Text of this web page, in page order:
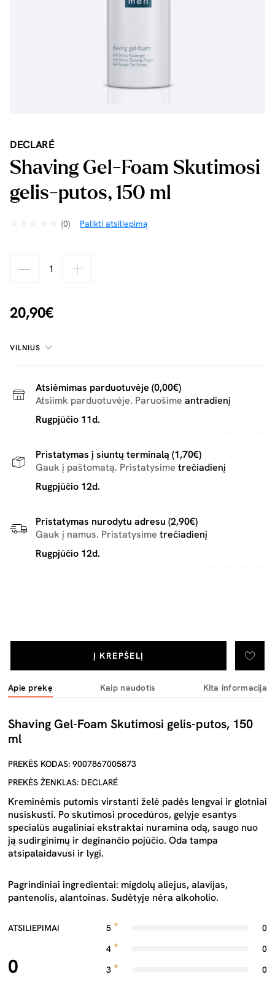
DECLARÉ
Shaving Gel-Foam Skutimosi
gelis-putos, 150 ml
(0) Palikti atsiliepimą
20,90€
Į KREPŠELĮ
VILNIUS
Atsiėmimas parduotuvėje (0,00€)
Atsiimk parduotuvėje. Paruošime antradienį
Rugpjūčio 11d.
Pristatymas į siuntų terminalą (1,70€)
Gauk į paštomatą. Pristatysime trečiadienį
Rugpjūčio 12d.
Pristatymas nurodytu adresu (2,90€)
Gauk į namus. Pristatysime trečiadienį
Rugpjūčio 12d.
Apie prekę Kaip naudotis Kita informacija
Shaving Gel-Foam Skutimosi gelis-putos, 150
ml
PREKĖS KODAS: 9007867005873
PREKĖS ŽENKLAS: DECLARÉ
Kreminėmis putomis virstanti želė padės lengvai ir glotniai
nusiskusti. Po skutimosi procedūros, gelyje esantys
specialūs augaliniai ekstraktai nuramina odą, saugo nuo
ją sudirginimų ir deginančio pojūčio. Oda tampa
atsipalaidavusi ir lygi.
Pagrindiniai ingredientai: migdolų aliejus, alavijas,
pantenolis, alantoinas. Sudėtyje nėra alkoholio.
ATSILIEPIMAI
0
5
0
4
0
3
0